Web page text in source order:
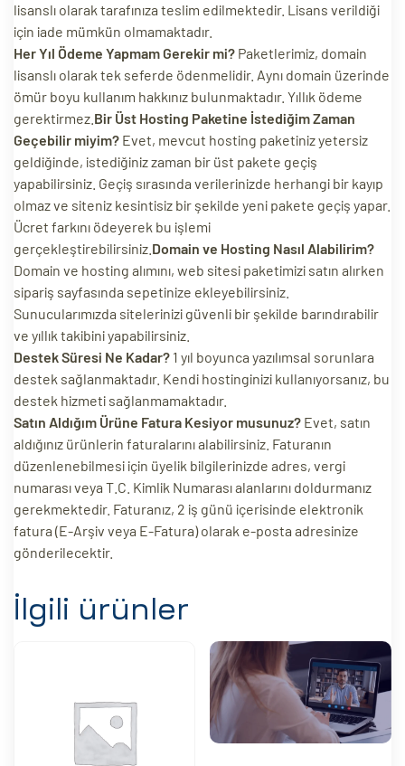
lisanslı olarak tarafınıza teslim edilmektedir. Lisans verildiği
için iade mümkün olmamaktadır.
Her Yıl Ödeme Yapmam Gerekir mi? Paketlerimiz, domain
lisanslı olarak tek seferde ödenmelidir. Aynı domain üzerinde
ömür boyu kullanım hakkınız bulunmaktadır. Yıllık ödeme
gerektirmez. Bir Üst Hosting Paketine İstediğim Zaman
Geçebilir miyim? Evet, mevcut hosting paketiniz yetersiz
geldiğinde, istediğiniz zaman bir üst pakete geçiş
yapabilirsiniz. Geçiş sırasında verilerinizde herhangi bir kayıp
olmaz ve siteniz kesintisiz bir şekilde yeni pakete geçiş yapar.
Ücret farkını ödeyerek bu işlemi
gerçekleştirebilirsiniz. Domain ve Hosting Nasıl Alabilirim?
Domain ve hosting alımını, web sitesi paketimizi satın alırken
sipariş sayfasında sepetinize ekleyebilirsiniz.
Sunucularımızda sitelerinizi güvenli bir şekilde barındırabilir
ve yıllık takibini yapabilirsiniz.
Destek Süresi Ne Kadar? 1 yıl boyunca yazılımsal sorunlara
destek sağlanmaktadır. Kendi hostinginizi kullanıyorsanız, bu
destek hizmeti sağlanmamaktadır.
Satın Aldığım Ürüne Fatura Kesiyor musunuz? Evet, satın
aldığınız ürünlerin faturalarını alabilirsiniz. Faturanın
düzenlenebilmesi için üyelik bilgilerinizde adres, vergi
numarası veya T.C. Kimlik Numarası alanlarını doldurmanız
gerekmektedir. Faturanız, 2 iş günü içerisinde elektronik
fatura (E-Arşiv veya E-Fatura) olarak e-posta adresinize
gönderilecektir.
İlgili ürünler